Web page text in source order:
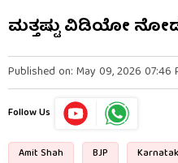
ಮತ್ತಷ್ಟು ವಿಡಿಯೋ
Published on: May 09, 2026 07:46
Follow Us
Amit Shah BJP